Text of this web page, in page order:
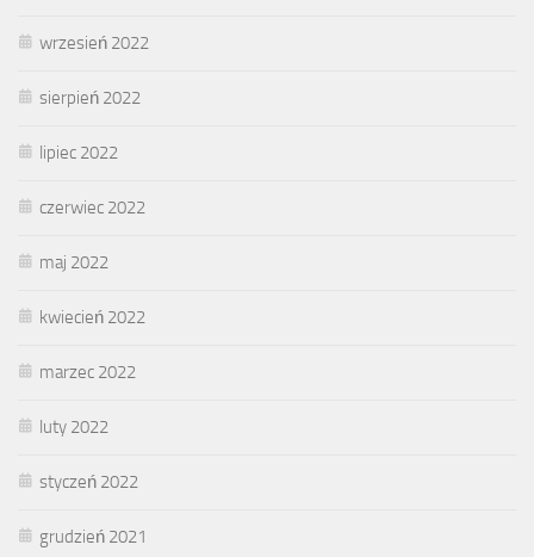
wrzesień 2022
sierpień 2022
lipiec 2022
czerwiec 2022
maj 2022
kwiecień 2022
marzec 2022
luty 2022
styczeń 2022
grudzień 2021